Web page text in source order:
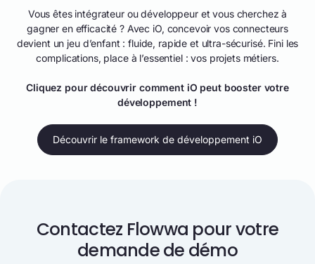
Vous êtes intégrateur ou développeur et vous cherchez à
gagner en efficacité ? Avec iO, concevoir vos connecteurs
devient un jeu d’enfant : fluide, rapide et ultra-sécurisé. Fini les
complications, place à l’essentiel : vos projets métiers.
Cliquez pour découvrir comment iO peut booster votre
développement !
Découvrir le framework de développement iO
Contactez Flowwa pour votre
demande de démo